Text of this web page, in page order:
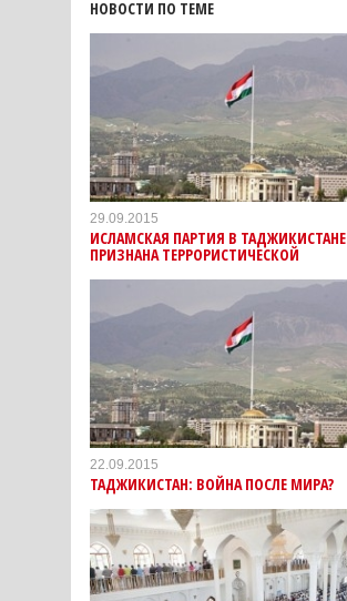
НОВОСТИ ПО ТЕМЕ
29.09.2015
ИСЛАМСКАЯ ПАРТИЯ В ТАДЖИКИСТАНЕ
ПРИЗНАНА ТЕРРОРИСТИЧЕСКОЙ
22.09.2015
ТАДЖИКИСТАН: ВОЙНА ПОCЛЕ МИРА?